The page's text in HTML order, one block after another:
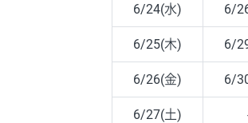
6/24(水) 6/
6/25(木) 6/
6/26(金) 6/
6/27(土)